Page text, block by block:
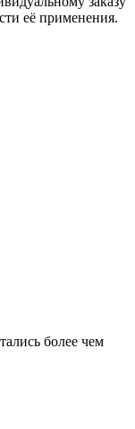
её применения.
более чем